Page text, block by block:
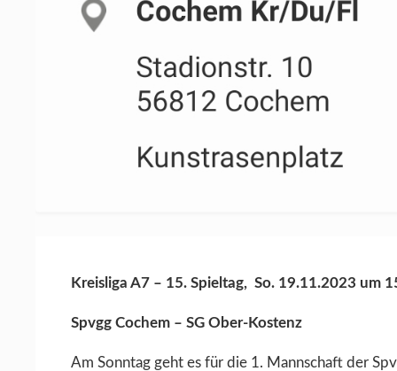
Kreisliga A7 – 15. Spieltag, So. 19.11.2023 um
Spvgg Cochem – SG Ober-Kostenz
Am Sonntag geht es für die 1. Mannschaft der